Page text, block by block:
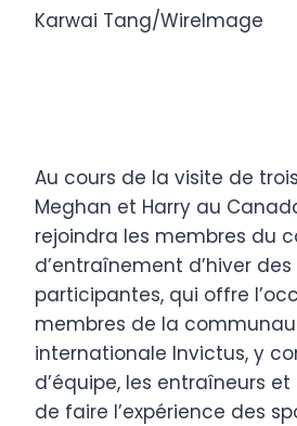
Karwai Tang/WireImage
Au cours de la visite de
Meghan et Harry au
rejoindra les membres du
d’entraînement d’hiver
participantes, qui offre
membres de la
internationale Invictus, y
d’équipe, les entraîneurs
de faire l’expérience des